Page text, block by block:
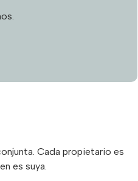
Cada propietario es
es suya.